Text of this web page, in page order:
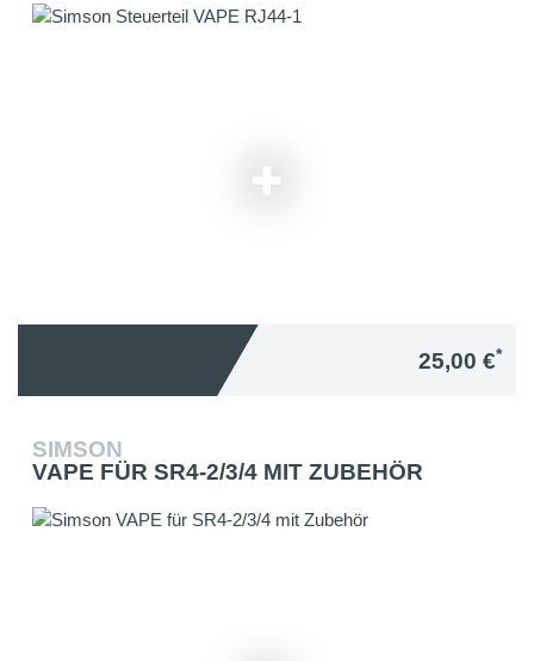
25,00 €*
SIMSON
VAPE FÜR SR4-2/3/4 MIT ZUBEHÖR